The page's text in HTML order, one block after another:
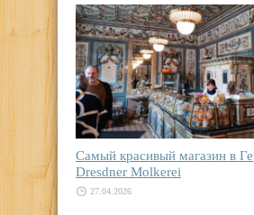
Самый красивый магазин в
Dresdner Molkerei
27.04.2026